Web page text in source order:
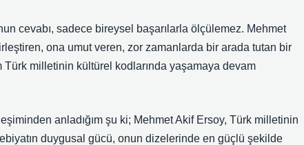
cevabı, sadece bireysel başarılarla ölçülemez. Mehmet
ona umut veren, zor zamanlarda bir arada tutan bir
Türk milletinin kültürel kodlarında yaşamaya devam
anladığım şu ki; Mehmet Akif Ersoy, Türk milletinin
duygusal gücü, onun dizelerinde en güçlü şekilde